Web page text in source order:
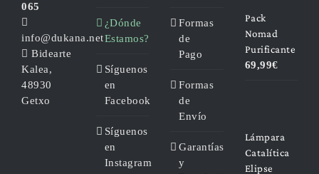
065
info@dukana.net
Bidearte
Kalea,
48930
Getxo
¿Dónde
Estamos?
Síguenos
en
Facebook
Síguenos
en
Instagram
Formas
de
Pago
Formas
de
Envío
Garantías
y
Pack
Nomad
Purificante
69,99€
Lámpara
Catalítica
Elipse